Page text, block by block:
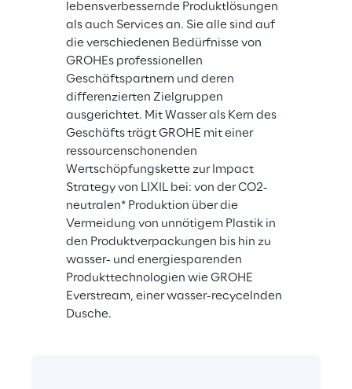
lebensverbessernde Produktlösungen
als auch Services an. Sie alle sind auf
die verschiedenen Bedürfnisse von
GROHEs professionellen
Geschäftspartnern und deren
differenzierten Zielgruppen
ausgerichtet. Mit Wasser als Kern des
Geschäfts trägt GROHE mit einer
ressourcenschonenden
Wertschöpfungskette zur Impact
Strategy von LIXIL bei: von der CO2-
neutralen* Produktion über die
Vermeidung von unnötigem Plastik in
den Produktverpackungen bis hin zu
wasser- und energiesparenden
Produkttechnologien wie GROHE
Everstream, einer wasser-recycelnden
Dusche.